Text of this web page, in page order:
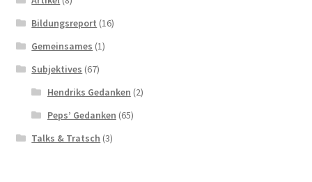
Bildungsreport (16)
Gemeinsames (1)
Subjektives (67)
Hendriks Gedanken (2)
Peps’ Gedanken (65)
Talks & Tratsch (3)